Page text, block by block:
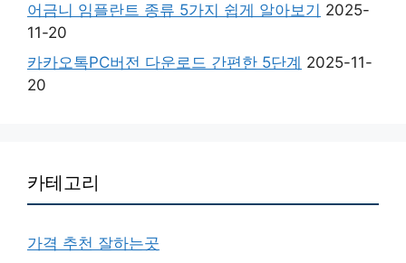
어금니 임플란트 종류 5가지 쉽게 알아보기 2025-
11-20
카카오톡PC버전 다운로드 간편한 5단계 2025-11-
20
카테고리
가격 추천 잘하는곳